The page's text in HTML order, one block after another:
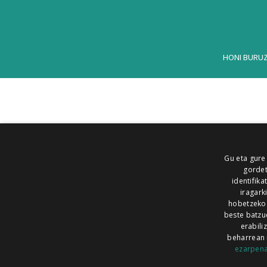
HONI BURUZ
ALEA
Gu eta
hobetzeko.
beste
beharrean